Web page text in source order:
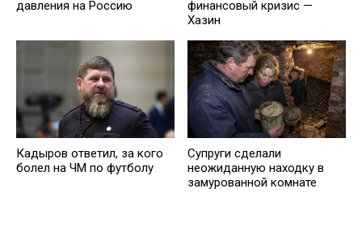
давления на Россию
финансовый кризис —
Хазин
Кадыров ответил, за кого
болел на ЧМ по футболу
Супруги сделали
неожиданную находку в
замурованной комнате